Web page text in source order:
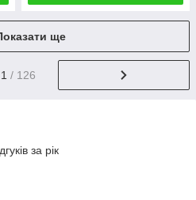
ще
1 / 126
за рік